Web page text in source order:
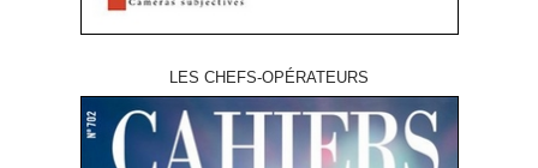
LES CHEFS-OPÉRATEURS